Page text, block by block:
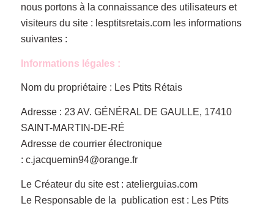
nous portons à la connaissance des utilisateurs et
visiteurs du site : lesptitsretais.com les informations
suivantes :
Informations légales :
Nom du propriétaire : Les Ptits Rétais
Adresse : 23 AV. GÉNÉRAL DE GAULLE, 17410
SAINT-MARTIN-DE-RÉ
Adresse de courrier électronique
: c.jacquemin94@orange.fr
Le Créateur du site est : atelierguias.com
Le Responsable de la publication est : Les Ptits